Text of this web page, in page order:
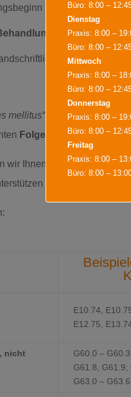
höchstens 28
.
mit Stempel und
mellitus“reicht nicht aus.
Folgediagnosen
wir Ihnen gerne weiter.
Sie bei der Klärung
E10.74,
E12.75,
nicht
G60.0 –
G61.8, G61.9;
G63.0 –
Büro: 8:00 –
Dienstag
Praxis: 8:00 –
Büro: 8:00 –
Mittwoch
Praxis: 8:00 –
Büro: 8:00 –
Donnerstag
Praxis: 8:00 –
Büro: 8:00 –
Freitag
Praxis: 8:00 –
Büro: 8:00 –
Dies